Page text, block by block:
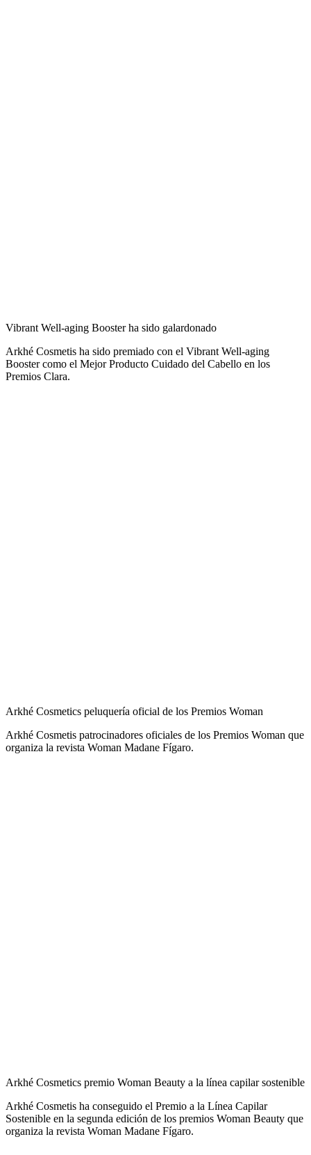
Vibrant Well-aging Booster ha sido galardonado
Arkhé Cosmetis ha sido premiado con el Vibrant Well-aging
Booster como el Mejor Producto Cuidado del Cabello en los
Premios Clara.
Arkhé Cosmetics peluquería oficial de los Premios Woman
Arkhé Cosmetis patrocinadores oficiales de los Premios Woman que
organiza la revista Woman Madane Fígaro.
Arkhé Cosmetics premio Woman Beauty a la línea capilar sostenible
Arkhé Cosmetis ha conseguido el Premio a la Línea Capilar
Sostenible en la segunda edición de los premios Woman Beauty que
organiza la revista Woman Madane Fígaro.